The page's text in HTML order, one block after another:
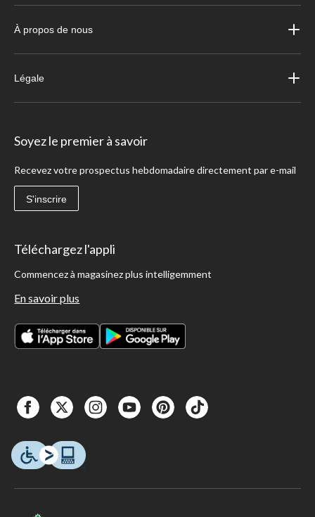
À propos de nous
Légale
Soyez le premier à savoir
Recevez votre prospectus hebdomadaire directement par e-mail
S'inscrire
Téléchargez l'appli
Commencez à magasinez plus intelligemment
En savoir plus